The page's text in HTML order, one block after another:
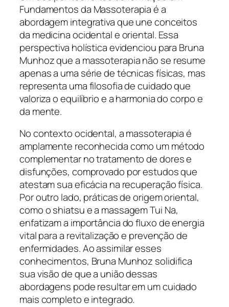
Fundamentos da Massoterapia é a
abordagem integrativa que une conceitos
da medicina ocidental e oriental. Essa
perspectiva holística evidenciou para Bruna
Munhoz que a massoterapia não se resume
apenas a uma série de técnicas físicas, mas
representa uma filosofia de cuidado que
valoriza o equilíbrio e a harmonia do corpo e
da mente.
No contexto ocidental, a massoterapia é
amplamente reconhecida como um método
complementar no tratamento de dores e
disfunções, comprovado por estudos que
atestam sua eficácia na recuperação física.
Por outro lado, práticas de origem oriental,
como o shiatsu e a massagem Tui Na,
enfatizam a importância do fluxo de energia
vital para a revitalização e prevenção de
enfermidades. Ao assimilar esses
conhecimentos, Bruna Munhoz solidifica
sua visão de que a união dessas
abordagens pode resultar em um cuidado
mais completo e integrado.